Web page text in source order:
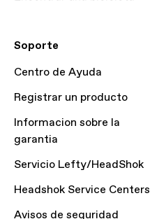
Soporte
Centro de Ayuda
Registrar un producto
Informacion sobre la
garantia
Servicio Lefty/HeadShok
Headshok Service Centers
Avisos de seguridad